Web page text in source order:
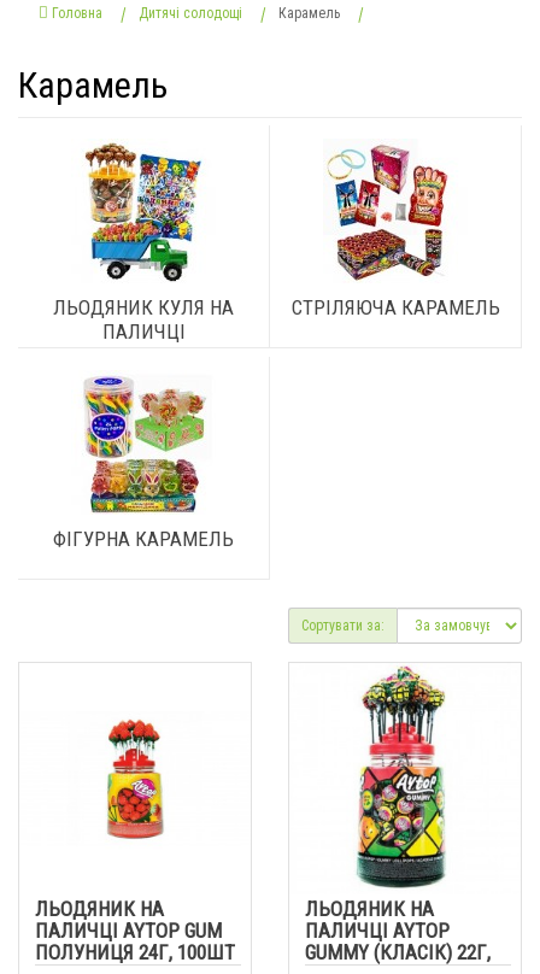
Головна Дитячі солодощі Карамель
Карамель
ЛЬОДЯНИК КУЛЯ НА
ПАЛИЧЦІ
СТРІЛЯЮЧА КАРАМЕЛЬ
ФІГУРНА КАРАМЕЛЬ
Сортувати за:
ЛЬОДЯНИК НА
ПАЛИЧЦІ AYTOP GUM
ПОЛУНИЦЯ 24Г, 100ШТ
ЛЬОДЯНИК НА
ПАЛИЧЦІ AYTOP
GUMMY (КЛАСІК) 22Г,